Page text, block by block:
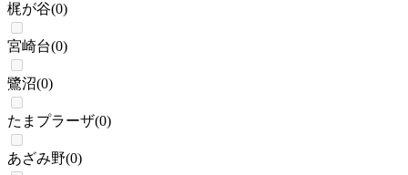
梶が谷(0)
宮崎台(0)
鷺沼(0)
たまプラーザ(0)
あざみ野(0)